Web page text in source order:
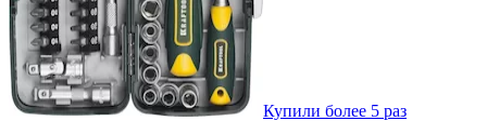
Купили более 5 раз